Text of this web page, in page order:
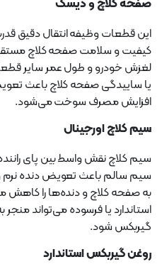
صفحه کلاچ و دیسک
این قطعات وظیفه انتقال دقیق
کیفیت و سلامت صفحه کلاچ
لغزش خودرو و طول عمر سایر
یا ساییدگی صفحه کلاچ باعث
افزایش مصرف سوخت می‌شود.
سیم کلاچ اورجینال
سیم کلاچ نقش واسط بین پای
سیم سالم باعث تعویض دنده نرم
به صفحه کلاچ و دنده‌ها را کاهش
استاندارد یا فرسوده می‌تواند
گیربکس شود.
روغن گیربکس استاندارد